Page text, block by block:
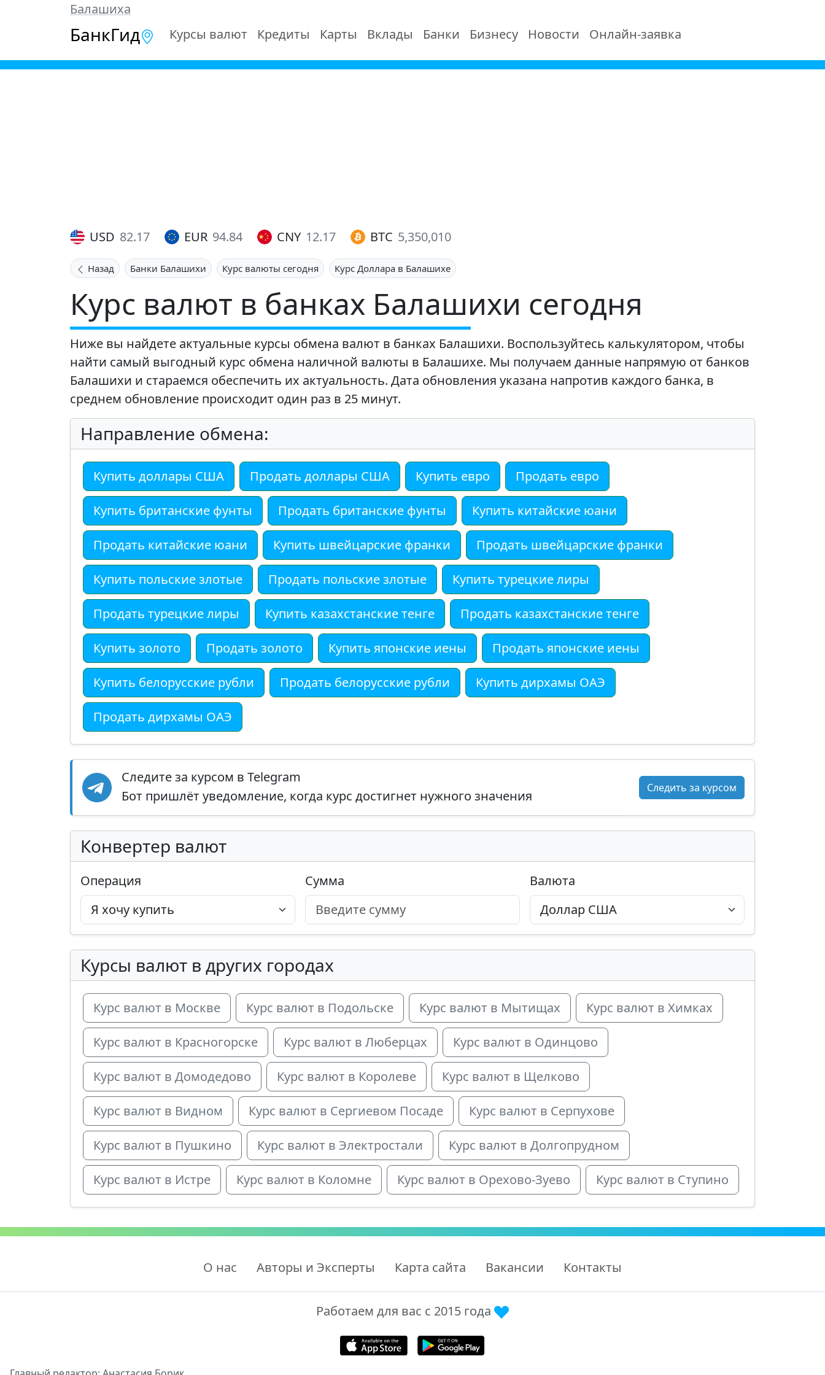
Балашиха
БанкГид Курсы валют Кредиты Карты Вклады Банки Бизнесу Новости Онлайн-заявка
USD 82.17 EUR 94.84 CNY 12.17 BTC 5,350,010
Назад Банки Балашихи Курс валюты сегодня Курс Доллара в Балашихе
Курс валют в банках Балашихи сегодня
Ниже вы найдете актуальные курсы обмена валют в банках Балашихи. Воспользуйтесь калькулятором, чтобы
найти самый выгодный курс обмена наличной валюты в Балашихе. Мы получаем данные напрямую от банков
Балашихи и стараемся обеспечить их актуальность. Дата обновления указана напротив каждого банка, в
среднем обновление происходит один раз в 25 минут.
Направление обмена:
Купить доллары США Продать доллары США Купить евро Продать евро
Купить британские фунты Продать британские фунты Купить китайские юани
Продать китайские юани Купить швейцарские франки Продать швейцарские франки
Купить польские злотые Продать польские злотые Купить турецкие лиры
Продать турецкие лиры Купить казахстанские тенге Продать казахстанские тенге
Купить золото Продать золото Купить японские иены Продать японские иены
Купить белорусские рубли Продать белорусские рубли Купить дирхамы ОАЭ
Продать дирхамы ОАЭ
Следите за курсом в Telegram
Бот пришлёт уведомление, когда курс достигнет нужного значения
Следить за курсом
Конвертер валют
Операция Сумма Валюта
Курсы валют в других городах
Курс валют в Москве Курс валют в Подольске Курс валют в Мытищах Курс валют в Химках
Курс валют в Красногорске Курс валют в Люберцах Курс валют в Одинцово
Курс валют в Домодедово Курс валют в Королеве Курс валют в Щелково
Курс валют в Видном Курс валют в Сергиевом Посаде Курс валют в Серпухове
Курс валют в Пушкино Курс валют в Электростали Курс валют в Долгопрудном
Курс валют в Истре Курс валют в Коломне Курс валют в Орехово-Зуево Курс валют в Ступино
О нас Авторы и Эксперты Карта сайта Вакансии Контакты
Работаем для вас с 2015 года